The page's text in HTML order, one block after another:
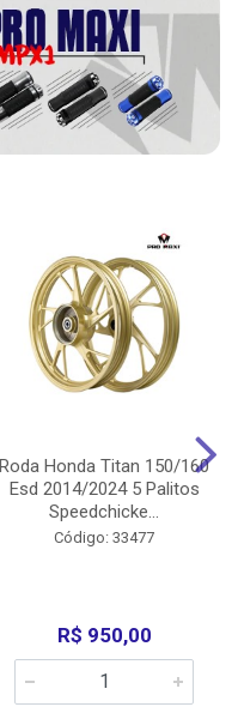
Roda Honda Titan 150/160
Esd 2014/2024 5 Palitos
Speedchicke...
Código: 33477
R$ 950,00